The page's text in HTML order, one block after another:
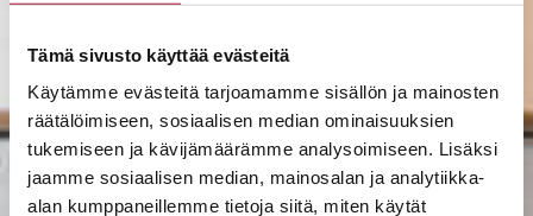
Tämä sivusto käyttää evästeitä
Käytämme evästeitä tarjoamamme sisällön ja mainosten
räätälöimiseen, sosiaalisen median ominaisuuksien
tukemiseen ja kävijämäärämme analysoimiseen. Lisäksi
jaamme sosiaalisen median, mainosalan ja analytiikka-
alan kumppaneillemme tietoja siitä, miten käytät